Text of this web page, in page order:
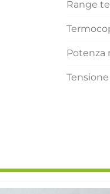
Range
Potenza